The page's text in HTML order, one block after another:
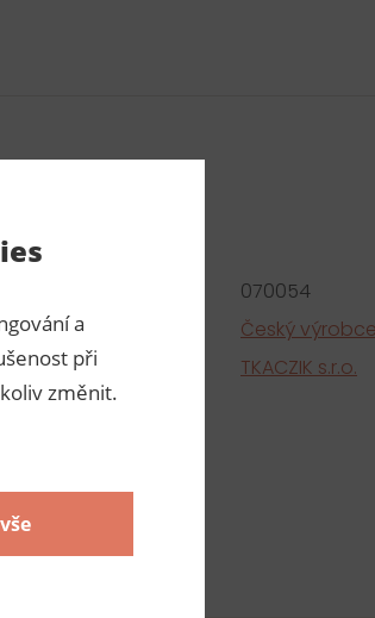
070054
Výrobce
Český výrobce
Dodavatel
TKACZIK s.r.o.
a
při
změnit.